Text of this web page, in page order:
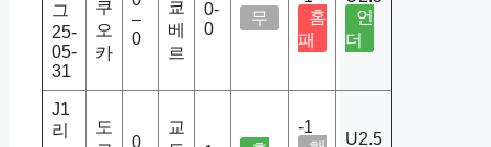
그
25-
05-
31
쿠
오
카
–
0
쿄
베
르
0-
0
무
홈
패
언
더
J1
리
도
0
교
-1
U2.5